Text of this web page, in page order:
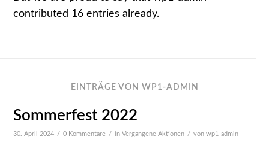
contributed 16 entries already.
EINTRÄGE VON WP1-ADMIN
Sommerfest 2022
30. April 2024 / 0 Kommentare / inVergangene Aktionen / vonwp1-admin